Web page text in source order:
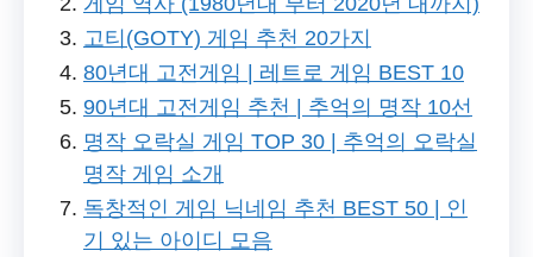
고티(GOTY) 게임 추천 20가지
80년대 고전게임 | 레트로 게임 BEST 10
90년대 고전게임 추천 | 추억의 명작 10선
명작 오락실 게임 TOP 30 | 추억의 오락실
명작 게임 소개
독창적인 게임 닉네임 추천 BEST 50 | 인
기 있는 아이디 모음